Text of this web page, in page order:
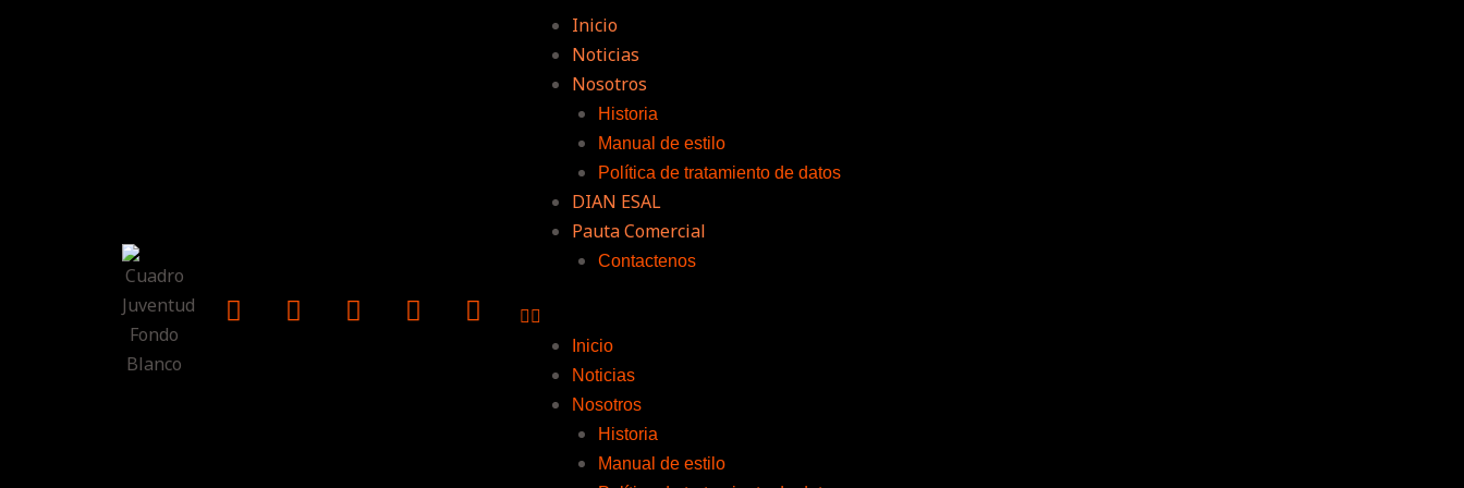
Inicio
Noticias
Nosotros
Historia
Manual de estilo
Política de tratamiento de datos
DIAN ESAL
Pauta Comercial
Contactenos
Inicio
Noticias
Nosotros
Historia
Manual de estilo